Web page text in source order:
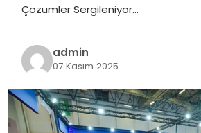
Çözümler Sergileniyor…
admin
07 Kasım 2025